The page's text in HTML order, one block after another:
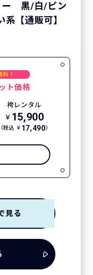
ー 黒/白/ピン
【通販可】
料！
ト価格
袴レンタル
￥ 15,900
（税込 ￥ 17,490）
見る